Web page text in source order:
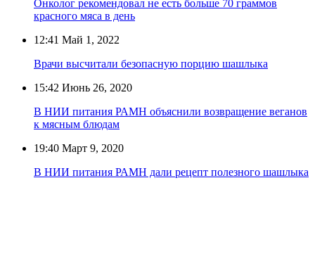
Онколог рекомендовал не есть больше 70 граммов
красного мяса в день
12:41 Май 1, 2022
Врачи высчитали безопасную порцию шашлыка
15:42 Июнь 26, 2020
В НИИ питания РАМН объяснили возвращение веганов
к мясным блюдам
19:40 Март 9, 2020
В НИИ питания РАМН дали рецепт полезного шашлыка